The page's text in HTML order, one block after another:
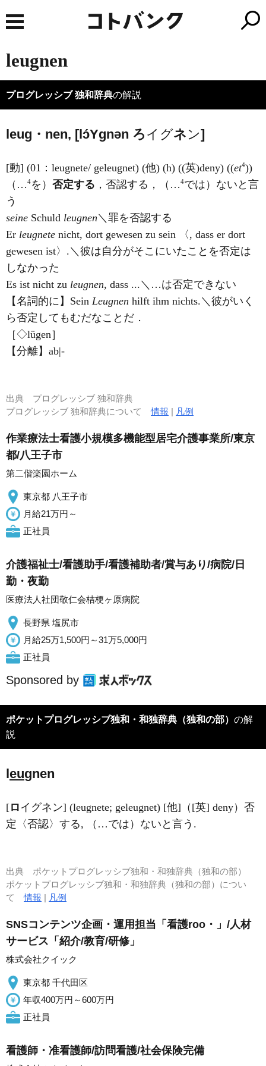
leugnen
プログレッシブ 独和辞典の解説
leug・nen, [lɔ́Yɡnən ろ イグネ ン]
[動] (01：leugnete/ geleugnet) (他) (h) ((英)deny) ((et4))
（…4を） 否定する ，否認する，（…4では）ないと言
う
seine Schuld leugnen＼罪を否認する
Er leugnete nicht, dort gewesen zu sein 〈, dass er dort
gewesen ist〉.＼彼は自分がそこにいたことを否定は
しなかった
Es ist nicht zu leugnen, dass ...＼…は否定できない
【名詞的に】Sein Leugnen hilft ihm nichts.＼彼がいく
ら否定してもむだなことだ．
［◇lügen］
【分離】ab|-
出典 プログレッシブ 独和辞典
プログレッシブ 独和辞典について情報 | 凡例
作業療法士看護小規模多機能型居宅介護事業所/東京
都/八王子市
第二偕楽園ホーム
東京都 八王子市
月給21万円～
正社員
介護福祉士/看護助手/看護補助者/賞与あり/病院/日
勤・夜勤
医療法人社団敬仁会桔梗ヶ原病院
長野県 塩尻市
月給25万1,500円～31万5,000円
正社員
Sponsored by
ポケットプログレッシブ独和・和独辞典（独和の部） の解
説
leugnen
[ロ イグネン] (leugnete; geleugnet) [他]（[英] deny）否
定〈否認〉する, （…では）ないと言う.
出典 ポケットプログレッシブ独和・和独辞典（独和の部）
ポケットプログレッシブ独和・和独辞典（独和の部）につい
て情報 | 凡例
SNSコンテンツ企画・運用担当「看護roo・」/人材
サービス「紹介/教育/研修」
株式会社クイック
東京都 千代田区
年収400万円～600万円
正社員
看護師・准看護師/訪問看護/社会保険完備